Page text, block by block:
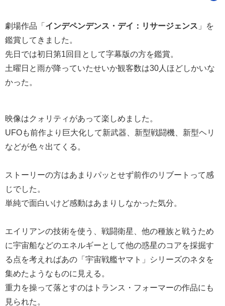
劇場作品「 インデペンデンス・デイ：リサージェンス 」を
鑑賞してきました。
先日では初日第1回目として字幕版の方を鑑賞。
土曜日と雨が降っていたせいか観客数は30人ほどしかいな
かった。
映像はクォリティがあって楽しめました。
UFOも前作より巨大化して新武器、新型戦闘機、新型ヘリ
などが色々出てくる。
ストーリーの方はあまりパッとせず前作のリブートって感
じでした。
単純で面白いけど感動はあまりしなかった気分。
エイリアンの技術を使う、戦闘衛星、他の種族と戦うため
に宇宙船などのエネルギーとして他の惑星のコアを採掘す
る点を考えればあの「宇宙戦艦ヤマト」シリーズのネタを
集めたようなものに見える。
重力を操って落とすのはトランス・フォーマーの作品にも
見られた。